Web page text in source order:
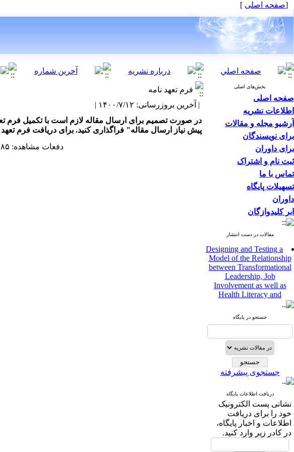
[صفحه اصلی ]
بخش‌های اصلی
صفحه اصلی
اطلاعات نشریه
آرشیو مجله و مقالات
برای نویسندگان
برای داوران
ثبت نام و اشتراک
تماس با ما
تسهیلات پایگاه
داوران
ابر کلیدوازگان
مقالات در دست انتشار
Designing and Testing a
Model of the Relationship
between Transformational
Leadership, Job
Involvement as well as
Health Literacy and
Quality of Work Life:
Perceived Organizational
Support between
Transformational
Leadership and Quality of
Work Life
Raziyeh Abedini
Velamdehy، Nasrin Arshadi
، Kioumars Beshlideh
The Effect of Inclusive
Leadership on Change-
Oriented Organizational
Citizenship Behavior and
Benevolent Rule-Breaking:
The Mediating Role of
جستجو در پایگاه
جستجوی پیشرفته
دریافت اطلاعات پایگاه
نشانی پست الکترونیک
خود را برای دریافت
اطلاعات و اخبار پایگاه،
در کادر زیر وارد کنید.
فرم تعهد نامه
| آخرین بروزرسانی: ۱۴۰۰/۷/۱۲ |
در صورت تصمیم برای ارسال مقاله لازم است با تکمیل فرم
پیش نیاز ارسال مقاله" فراگذاری کنید. برای دریافت فرم تعهد
دفعات مشاهده: ۶۰۸۵ بار |